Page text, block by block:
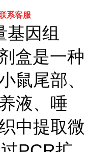
系客服
基因组
盒是一种
鼠尾部、
液、唾
中提取微